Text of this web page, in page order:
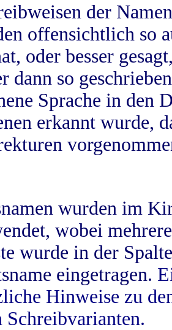
der
offensichtlich so
oder besser
dann so
Sprache in
erkannt wurde,
wurden im
wobei
wurde in der
eingetragen.
Hinweise zu
Schreibvarianten.